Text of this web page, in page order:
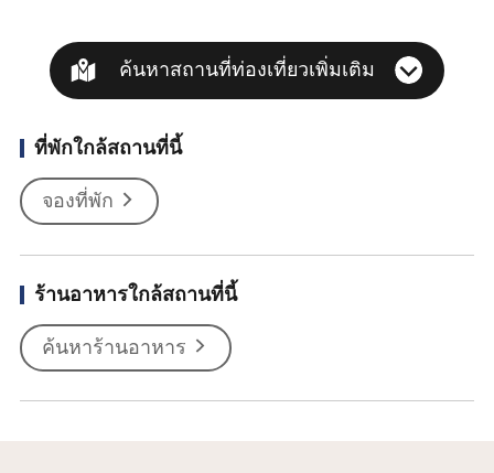
ค้นหาสถานที่ท่องเที่ยวเพิ่มเติม
ที่พักใกล้สถานที่นี้
จองที่พัก
ร้านอาหารใกล้สถานที่นี้
ค้นหาร้านอาหาร